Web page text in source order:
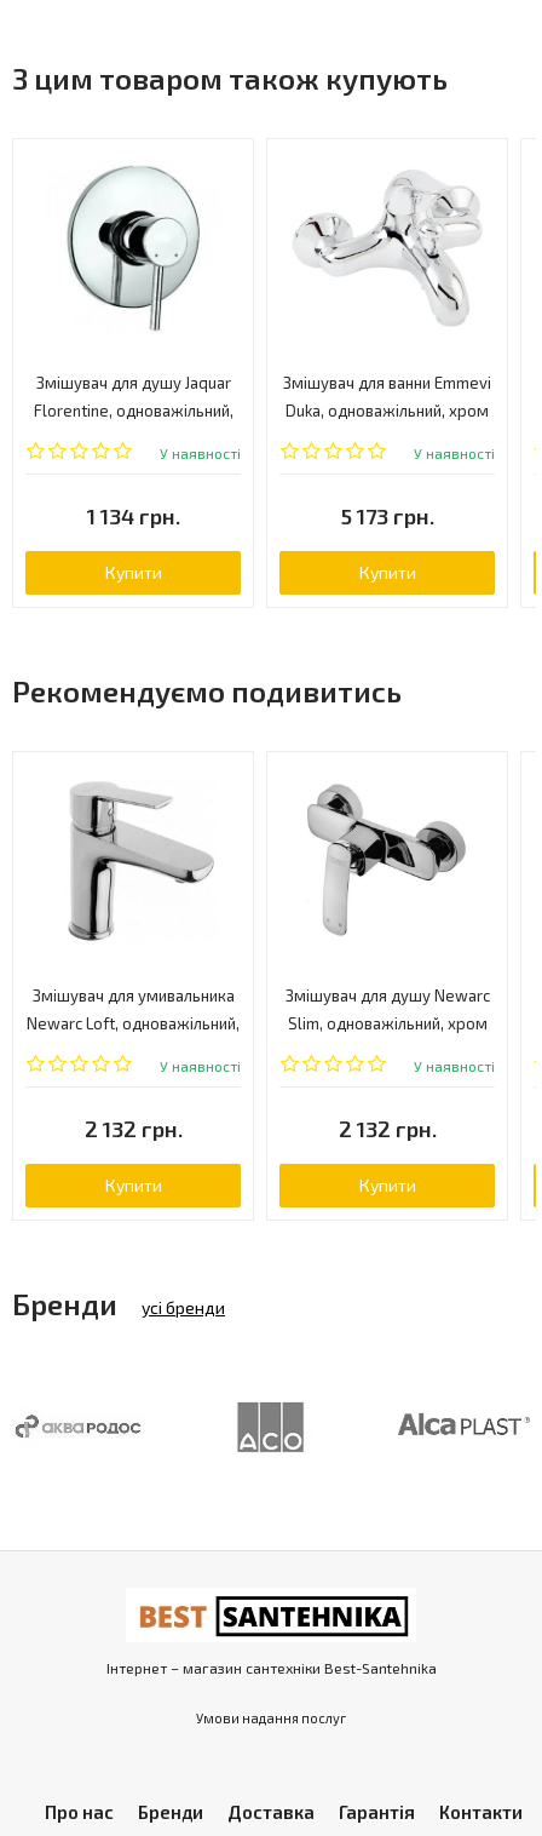
З цим товаром також купують
Змішувач для душу Jaquar
Florentine, одноважільний,
хром (FLR-CHR-5139)
У наявності
1 134 грн.
Купити
Змішувач для ванни Emmevi
Duka, одноважільний, хром
(CR44001)
У наявності
5 173 грн.
Купити
Рекомендуємо подивитись
Змішувач для умивальника
Newarc Loft, одноважільний,
хром (921521)
У наявності
2 132 грн.
Купити
Змішувач для душу Newarc
Slim, одноважільний, хром
(121041)
У наявності
2 132 грн.
Купити
Бренди усі бренди
Інтернет – магазин сантехніки Best-Santehnika
Умови надання послуг
Про нас Бренди Доставка Гарантія Контакти